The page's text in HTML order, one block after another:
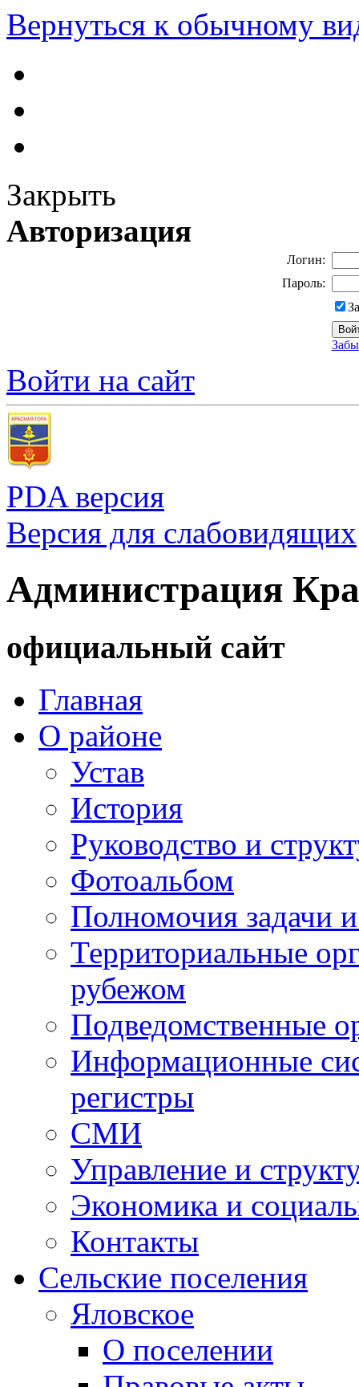
Вернуться к обычному
Закрыть
Авторизация
Логин:
Пароль:
Войти на сайт
PDA версия
Версия для слабовидящих
Администрация
официальный сайт
Главная
О районе
Устав
История
Руководство и
Фотоальбом
Полномочия задачи
Территориальные
рубежом
Подведомственные
Информационные
регистры
СМИ
Управление и
Экономика и
Контакты
Сельские поселения
Яловское
О поселении